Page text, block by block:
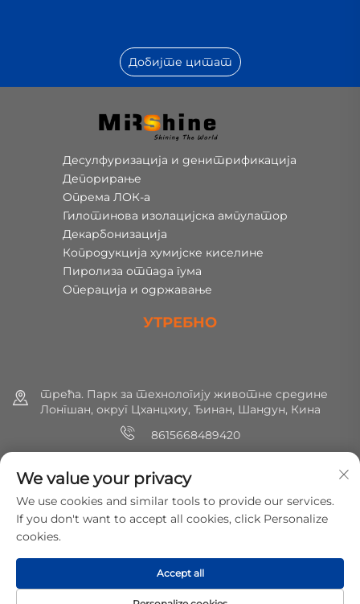
Добијте цитат
Десулфуризација и денитрификација
Депорирање
Опрема ЛОК-а
Гилотинова изолацијска ампулатор
Декарбонизација
Копродукција хумијске киселине
Пиролиза отпада гума
Операција и одржавање
УТРЕБНО
трећа. Парк за технологију животне средине
Лонгшан, округ Цханцхиу, Ђинан, Шандун, Кина
8615668489420
[email protected]
Цо., Лтд. Сва права су резервисана.
We value your privacy
We use cookies and similar tools to provide our services.
If you don't want to accept all cookies, click Personalize
cookies.
Accept all